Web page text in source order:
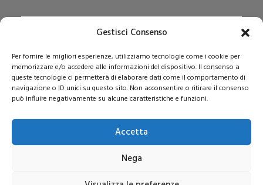
Gestisci Consenso
Per fornire le migliori esperienze, utilizziamo tecnologie come i cookie per
memorizzare e/o accedere alle informazioni del dispositivo. Il consenso a
queste tecnologie ci permetterà di elaborare dati come il comportamento di
navigazione o ID unici su questo sito. Non acconsentire o ritirare il consenso
può influire negativamente su alcune caratteristiche e funzioni.
Accetta
Nega
Via San Domenico Savio, 6 – 20017 Rho (MI)
Reg. Tribunale: n. 187 del 29/03/97 | ISSN: 1593-2259
Web:www.pedagogia.it